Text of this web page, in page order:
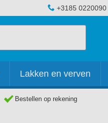
+3185 0220090
Lakken en verven
Bestellen op rekening